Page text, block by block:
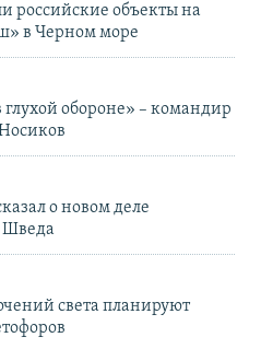
объекты на
в Черном море
обороне» – командир
о новом деле
Шведа
света планируют